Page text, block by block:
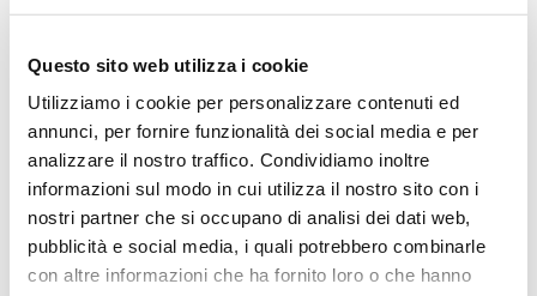
Questo sito web utilizza i cookie
Utilizziamo i cookie per personalizzare contenuti ed
annunci, per fornire funzionalità dei social media e per
analizzare il nostro traffico. Condividiamo inoltre
informazioni sul modo in cui utilizza il nostro sito con i
nostri partner che si occupano di analisi dei dati web,
pubblicità e social media, i quali potrebbero combinarle
con altre informazioni che ha fornito loro o che hanno
VILLA MUSONE. Gettate le basi per la nuova
stagione
Il Villa Musone ha dato il primo via alla stagione
2026/2027 con un incontro che ha riunito
dirigenza, staff tecnico e giocatori. Un momento
in vista dell'inizio della...leggi
01/08/2026
CASTELFIDARDO. Gli Ultras tornano sugli
spalti